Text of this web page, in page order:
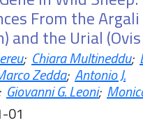
From the Argali
and the Urial
; Chiara Multineddu;
Zedda; Antonio J.
Giovanni G. Leoni;
01